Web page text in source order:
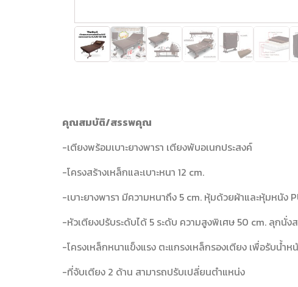
คุณสมบัติ/สรรพคุณ
-เตียงพร้อมเบาะยางพารา เตียงพับอเนกประสงค์
-โครงสร้างเหล็กและเบาะหนา 12 cm.
-เบาะยางพารา มีความหนาถึง 5 cm. หุ้มด้วยผ้าและหุ้มหนัง
-หัวเตียงปรับระดับได้ 5 ระดับ ความสูงพิเศษ 50 cm. ลุกนั่ง
-โครงเหล็กหนาแข็งแรง ตะแกรงเหล็กรองเตียง เพื่อรับน้ำ
-ที่จับเตียง 2 ด้าน สามารถปรับเปลี่ยนตำแหน่ง